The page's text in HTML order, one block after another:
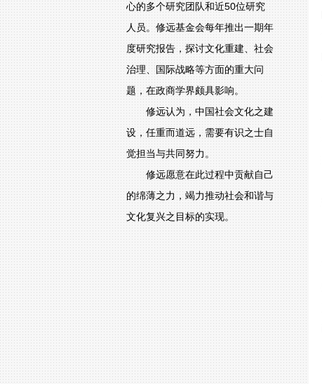
心的多个研究团队和近50位研究
人员。修远基金会每年推出一期年
度研究报告，探讨文化重建、社会
治理、国际战略等方面的重大问
题，在政商学界颇具影响。
修远认为，中国社会文化之建
设，任重而道远，需要有识之士自
觉担当与共同努力。
修远愿意在此过程中贡献自己
的绵薄之力，竭力推动社会和谐与
文化复兴之目标的实现。